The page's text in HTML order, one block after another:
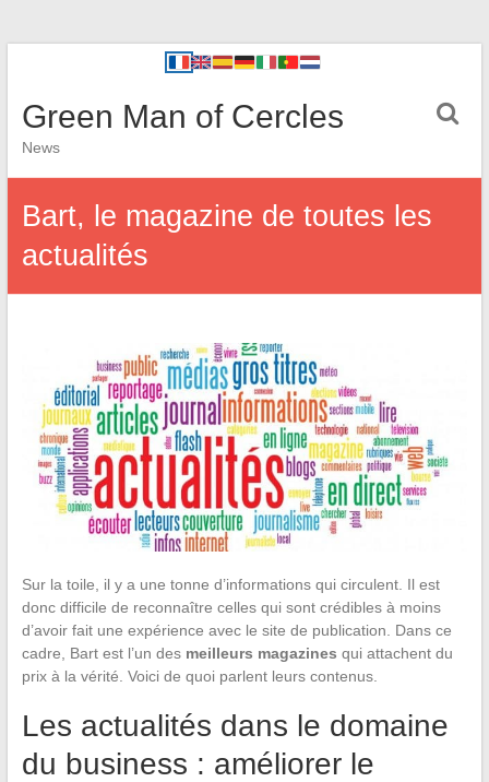
Green Man of Cercles
News
Bart, le magazine de toutes les
actualités
Sur la toile, il y a une tonne d’informations qui circulent. Il est
donc difficile de reconnaître celles qui sont crédibles à moins
d’avoir fait une expérience avec le site de publication. Dans ce
cadre, Bart est l’un des meilleurs magazines qui attachent du
prix à la vérité. Voici de quoi parlent leurs contenus.
Les actualités dans le domaine
du business : améliorer le